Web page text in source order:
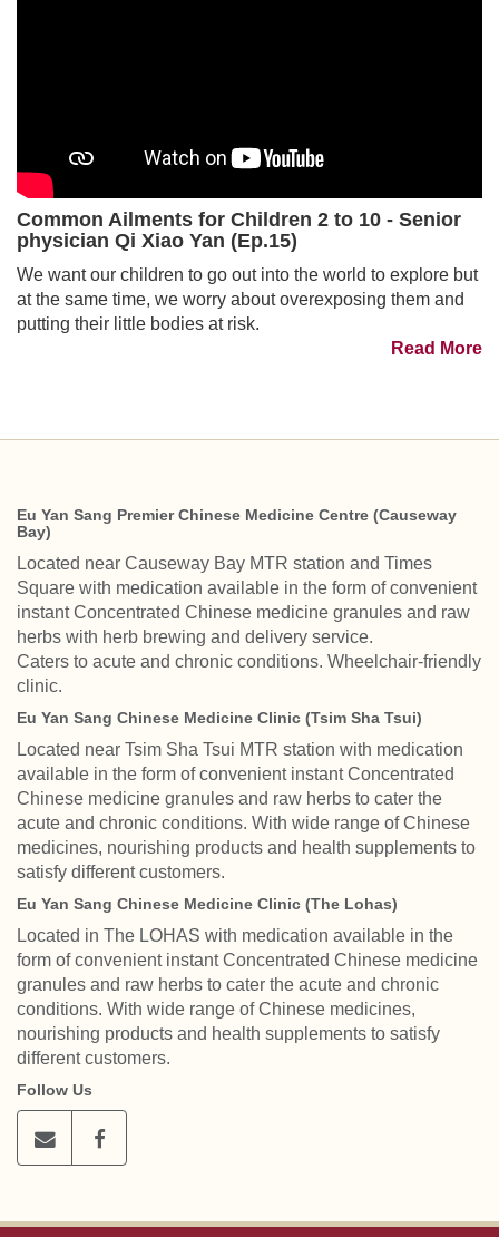
Common Ailments for Children 2 to 10 - Senior
physician Qi Xiao Yan (Ep.15)
We want our children to go out into the world to explore but
at the same time, we worry about overexposing them and
putting their little bodies at risk.
Read More
Eu Yan Sang Premier Chinese Medicine Centre (Causeway
Bay)
Located near Causeway Bay MTR station and Times
Square with medication available in the form of convenient
instant Concentrated Chinese medicine granules and raw
herbs with herb brewing and delivery service.
Caters to acute and chronic conditions. Wheelchair-friendly
clinic.
Eu Yan Sang Chinese Medicine Clinic (Tsim Sha Tsui)
Located near Tsim Sha Tsui MTR station with medication
available in the form of convenient instant Concentrated
Chinese medicine granules and raw herbs to cater the
acute and chronic conditions. With wide range of Chinese
medicines, nourishing products and health supplements to
satisfy different customers.
Eu Yan Sang Chinese Medicine Clinic (The Lohas)
Located in The LOHAS with medication available in the
form of convenient instant Concentrated Chinese medicine
granules and raw herbs to cater the acute and chronic
conditions. With wide range of Chinese medicines,
nourishing products and health supplements to satisfy
different customers.
Follow Us